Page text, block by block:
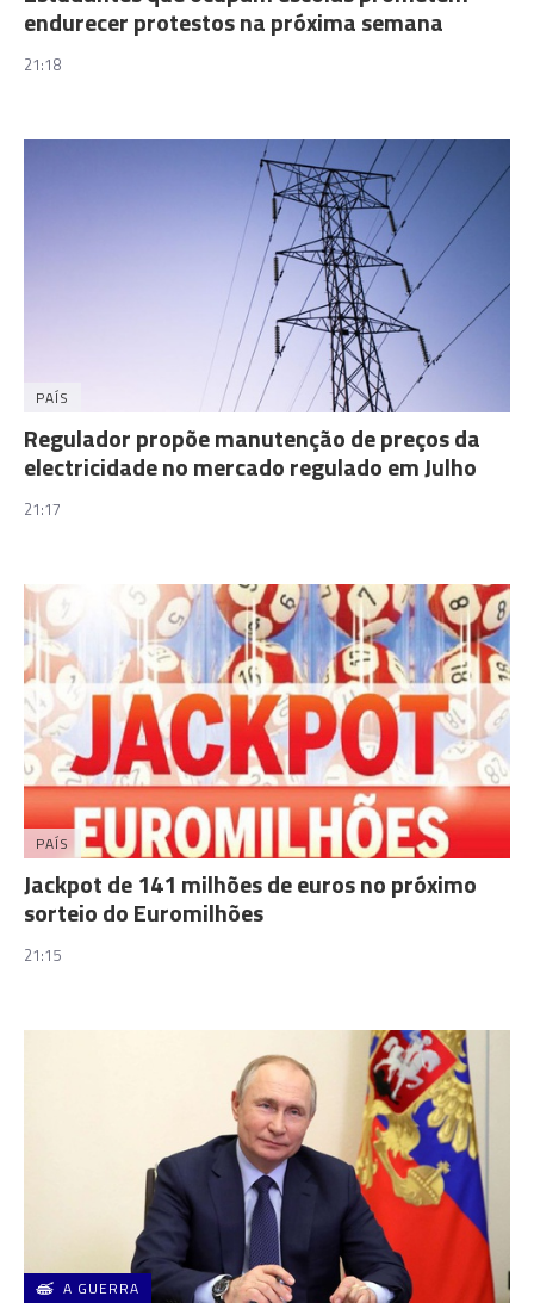
endurecer protestos na próxima semana
21:18
PAÍS
Regulador propõe manutenção de preços da
electricidade no mercado regulado em Julho
21:17
PAÍS
Jackpot de 141 milhões de euros no próximo
sorteio do Euromilhões
21:15
A GUERRA